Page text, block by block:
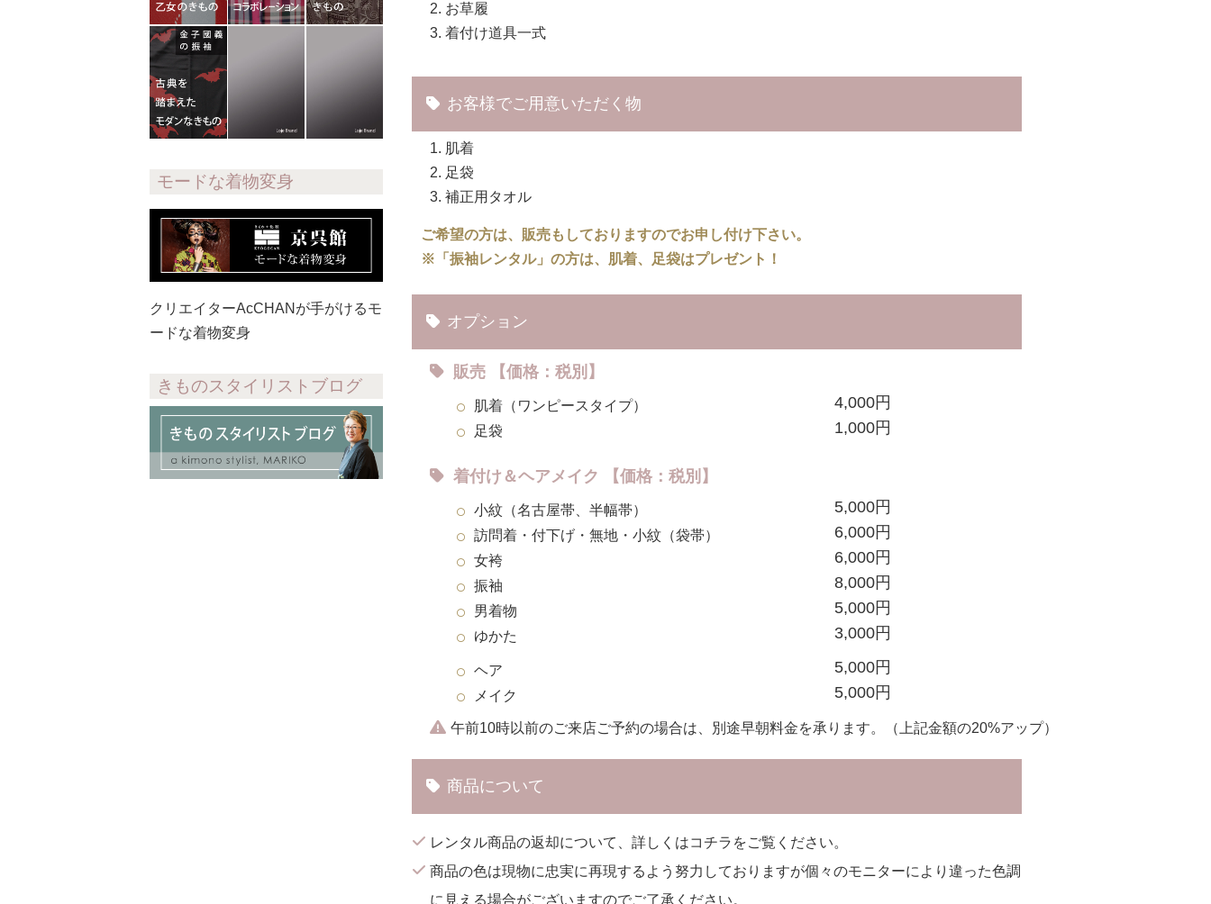
お草履
着付け道具一式
お客様でご用意いただく物
肌着
足袋
補正用タオル
ご希望の方は、販売もしておりますのでお申し付け下さい。
※「振袖レンタル」の方は、肌着、足袋はプレゼント！
オプション
販売 【価格：税別】
肌着（ワンピースタイプ） 4,000円
足袋 1,000円
着付け＆ヘアメイク 【価格：税別】
小紋（名古屋帯、半幅帯） 5,000円
訪問着・付下げ・無地・小紋（袋帯） 6,000円
女袴 6,000円
振袖 8,000円
男着物 5,000円
ゆかた 3,000円
ヘア 5,000円
メイク 5,000円
午前10時以前のご来店ご予約の場合は、別途早朝料金を承ります。（上記金額の20%アップ）
商品について
レンタル商品の返却について、詳しくはコチラ をご覧ください。
商品の色は現物に忠実に再現するよう努力しておりますが個々のモニターにより違った色調
に見える場合がございますのでご了承ください。
モードな着物変身
クリエイターAcCHANが手がけるモ
ードな着物変身
きものスタイリストブログ